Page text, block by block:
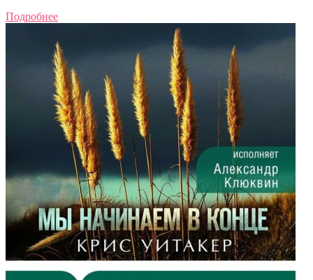
Подробнее